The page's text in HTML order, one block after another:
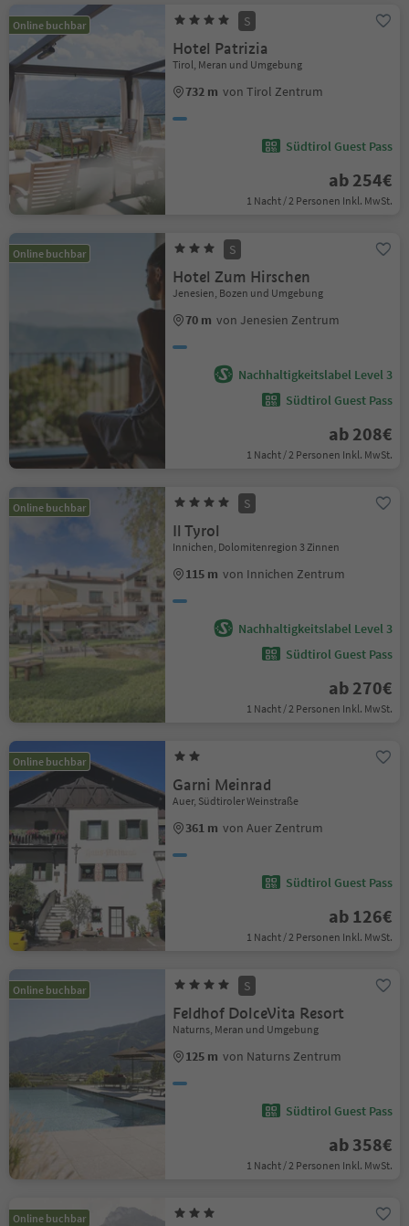
Online buchbar S
Hotel Patrizia
Tirol, Meran und Umgebung
732 m von Tirol Zentrum
Südtirol Guest Pass
ab 254€
1 Nacht / 2 Personen Inkl. MwSt.
Online buchbar S
Hotel Zum Hirschen
Jenesien, Bozen und Umgebung
70 m von Jenesien Zentrum
Nachhaltigkeitslabel Level 3
Südtirol Guest Pass
ab 208€
1 Nacht / 2 Personen Inkl. MwSt.
Online buchbar S
Il Tyrol
Innichen, Dolomitenregion 3 Zinnen
115 m von Innichen Zentrum
Nachhaltigkeitslabel Level 3
Südtirol Guest Pass
ab 270€
1 Nacht / 2 Personen Inkl. MwSt.
Online buchbar
Garni Meinrad
Auer, Südtiroler Weinstraße
361 m von Auer Zentrum
Südtirol Guest Pass
ab 126€
1 Nacht / 2 Personen Inkl. MwSt.
Online buchbar S
Feldhof DolceVita Resort
Naturns, Meran und Umgebung
125 m von Naturns Zentrum
Südtirol Guest Pass
ab 358€
1 Nacht / 2 Personen Inkl. MwSt.
Online buchbar